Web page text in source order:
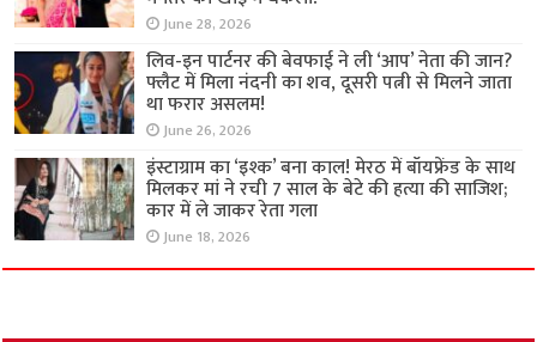
June 28, 2026
लिव-इन पार्टनर की बेवफाई ने ली ‘आप’ नेता की जान?
फ्लैट में मिला नंदनी का शव, दूसरी पत्नी से मिलने जाता
था फरार असलम!
June 26, 2026
इंस्टाग्राम का ‘इश्क’ बना काल! मेरठ में बॉयफ्रेंड के साथ
मिलकर मां ने रची 7 साल के बेटे की हत्या की साजिश;
कार में ले जाकर रेता गला
June 18, 2026